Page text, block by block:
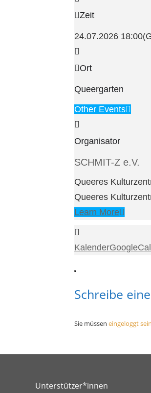
Zeit
24.07.2026 18:00
Ort
Queergarten
Other Events
Organisator
SCHMIT-Z e.V.
Queeres
Queeres
Learn More
KalenderGoogleCal
Schreibe
Sie müssen eingeloggt sein
Unterstützer*innen